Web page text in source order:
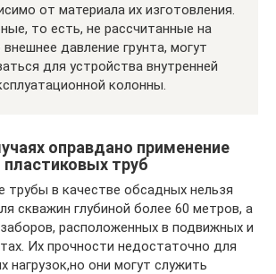
от материала их изготовления.
то есть, не рассчитанные на
давление грунта, могут
для устройства внутренней
колонны.
оправдано применение
пластиковых труб
трубы в качестве обсадных нельзя
скважин глубиной более 60 метров, а
расположенных в подвижных и
Их прочности недостаточно для
нагрузок,но они могут служить